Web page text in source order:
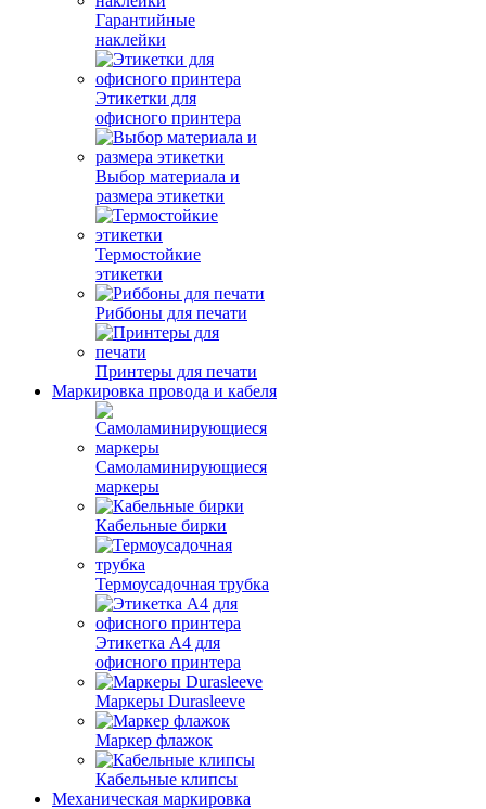
Гарантийные
наклейки
Этикетки для
офисного принтера
Выбор материала и
размера этикетки
Термостойкие
этикетки
Риббоны для печати
Принтеры для печати
Маркировка провода и кабеля
Самоламинирующиеся
маркеры
Кабельные бирки
Термоусадочная трубка
Этикетка А4 для
офисного принтера
Маркеры Durasleeve
Маркер флажок
Кабельные клипсы
Механическая маркировка